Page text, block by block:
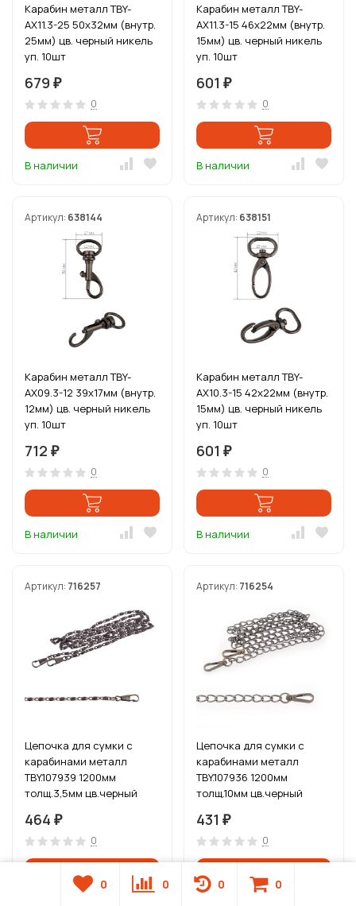
Карабин металл TBY-
AX11.3-25 50х32мм (внутр.
25мм) цв. черный никель
уп. 10шт
679 ₽
0
В наличии
Карабин металл TBY-
AX11.3-15 46х22мм (внутр.
15мм) цв. черный никель
уп. 10шт
601 ₽
0
В наличии
Артикул: 638144
Карабин металл TBY-
AX09.3-12 39х17мм (внутр.
12мм) цв. черный никель
уп. 10шт
712 ₽
0
В наличии
Артикул: 638151
Карабин металл TBY-
AX10.3-15 42х22мм (внутр.
15мм) цв. черный никель
уп. 10шт
601 ₽
0
В наличии
Артикул: 716257
Цепочка для сумки с
карабинами металл
TBY.107939 1200мм
толщ.3,5мм цв.черный
464 ₽
0
Артикул: 716254
Цепочка для сумки с
карабинами металл
TBY.107936 1200мм
толщ.10мм цв.черный
431 ₽
0
0 0 0 0